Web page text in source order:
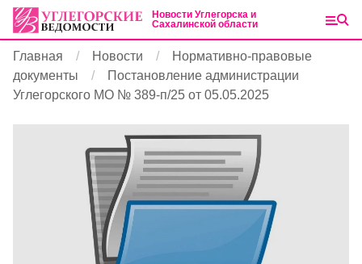
Новости Углегорска и
Сахалинской области
Главная Новости
Нормативно-правовые
документы
Постановление администрации
Углегорского МО № 389-п/25 от 05.05.2025